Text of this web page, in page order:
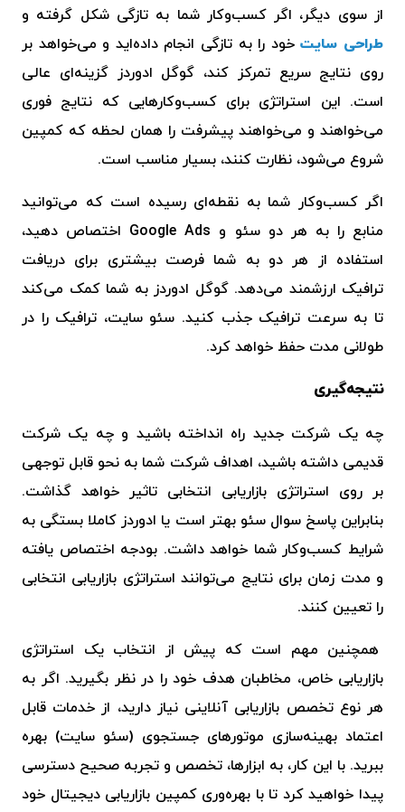
از سوی دیگر، اگر کسب‌وکار شما به تازگی شکل گرفته و
طراحی سایتخود را به تازگی انجام داده‌اید و می‌خواهد بر
روی نتایج سریع تمرکز کند، گوگل ادوردز گزینه‌ای عالی
است. این استراتژی برای کسب‌وکارهایی که نتایج فوری
می‌خواهند و می‌خواهند پیشرفت را همان لحظه که کمپین
شروع می‌شود، نظارت کنند، بسیار مناسب است.
اگر کسب‌وکار شما به نقطه‌ای رسیده است که می‌توانید
منابع را به هر دو سئو و Google Ads اختصاص دهید،
استفاده از هر دو به شما فرصت بیشتری برای دریافت
ترافیک ارزشمند می‌دهد.گوگل ادوردز به شما کمک می‌کند
تا به سرعت ترافیک جذب کنید. سئو سایت، ترافیک را در
طولانی مدت حفظ خواهد کرد.
نتیجه‌گیری
چه یک شرکت جدید راه انداخته‌ باشید و چه یک شرکت
قدیمی داشته باشید، اهداف شرکت شما به نحو قابل توجهی
بر روی استراتژی بازاریابی انتخابی تاثیر خواهد گذاشت.
بنابراین پاسخ سوال سئو بهتر است یا ادوردز کاملا بستگی به
شرایط کسب‌وکار شما خواهد داشت. بودجه اختصاص یافته
و مدت زمان برای نتایج می‌توانند استراتژی بازاریابی انتخابی
را تعیین کنند.
همچنین مهم است که پیش از انتخاب یک استراتژی
بازاریابی خاص، مخاطبان هدف خود را در نظر بگیرید. اگر به
هر نوع تخصص بازاریابی آنلاینی نیاز دارید، از خدمات قابل
اعتماد بهینه‌سازی موتورهای جستجوی (سئو سایت) بهره
ببرید. با این کار، به ابزارها، تخصص و تجربه صحیح دسترسی
پیدا خواهید کرد تا با بهره‌وری کمپین بازاریابی دیجیتال خود